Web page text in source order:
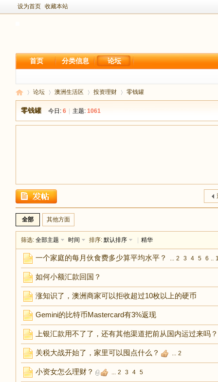
设为首页 收藏本站
首页 分类信息 论坛
足
论坛 澳洲生活区 投资理财 零钱罐
零钱罐 今日: 6 主题: 1061
全部 其他方面
筛选: 全部主题 时间 排序: 默认排序 精华
一个家庭的每月伙食费多少算平均水平？ ... 2 3 4 5 6 ..
如何小额汇款回国？
涨知识了，澳洲商家可以拒收超过10枚以上的硬币
Gemini的比特币Mastercard有3%返现
上银汇款用不了了，还有其他渠道把前从国内运过来吗？
关税大战开始了，家里可以囤点什么？ ... 2
小资女怎么理财？ ... 2 3 4 5